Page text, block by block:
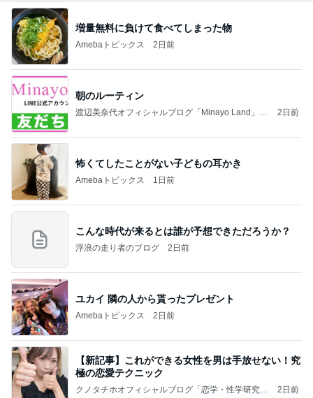
増量無料に負けて食べてしまった物
Amebaトピックス 2日前
朝のルーティン
渡辺美奈代オフィシャルブログ「Minayo Land」P
2日前
怖くてしたことがない子どもの耳かき
Amebaトピックス 1日前
こんな時代が来るとは誰が予想できただろうか？
浮浪の走り者のブログ 2日前
ユカイ 隣の人から貰ったプレゼント
Amebaトピックス 2日前
【新記事】これができる女性を男は手放せない！究
極の恋愛テクニック
クノタチホオフィシャルブログ「恋学・性学研究
2日前